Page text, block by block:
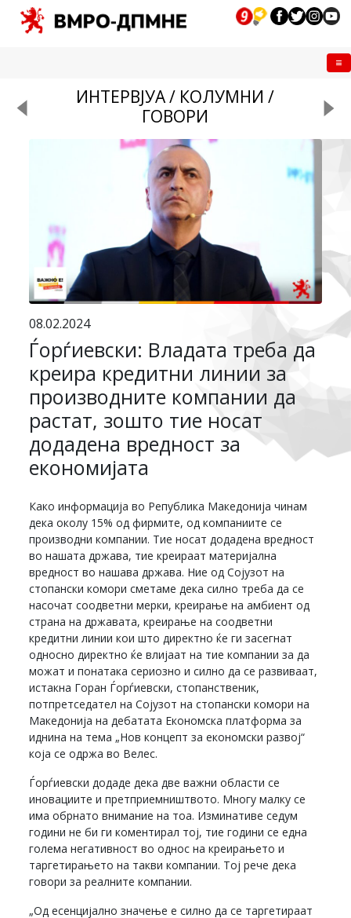
ИНТЕРВЈУА / КОЛУМНИ /
ГОВОРИ
08.02.2024
Ѓорѓиевски: Владата треба да
креира кредитни линии за
производните компании да
растат, зошто тие носат
додадена вредност за
економијата
Како информација во Република Македонија чинам
дека околу 15% од фирмите, од компаниите се
производни компании. Тие носат додадена вредност
во нашата држава, тие креираат материјална
вредност во нашава држава. Ние од Сојузот на
стопански комори сметаме дека силно треба да се
насочат соодветни мерки, креирање на амбиент од
страна на државата, креирање на соодветни
кредитни линии кои што директно ќе ги засегнат
односно директно ќе влијаат на тие компании за да
можат и понатака сериозно и силно да се развиваат,
истакна Горан Ѓорѓиевски, стопанственик,
потпретседател на Сојузот на стопански комори на
Македонија на дебатата Економска платформа за
иднина на тема „Нов концепт за економски развој“
која се одржа во Велес.
Ѓорѓиевски додаде дека две важни области се
иновациите и претприемништвото. Многу малку се
има обрнато внимание на тоа. Изминативе седум
години не би ги коментирал тој, тие години се една
голема негативност во однос на креирањето и
таргетирањето на такви компании. Тој рече дека
говори за реалните компании.
„Од есенцијално значење е силно да се таргетираат